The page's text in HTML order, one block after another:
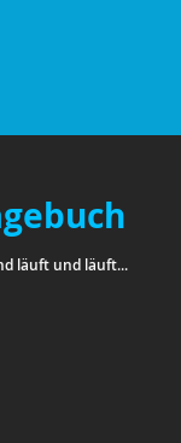
läuft und läuft...